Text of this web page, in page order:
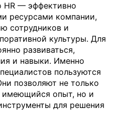
HR — эффективно
ресурсами компании,
сотрудников и
культуры. Для
развиваться,
и навыки. Именно
пользуются
позволяют не только
имеющийся опыт, но и
для решения